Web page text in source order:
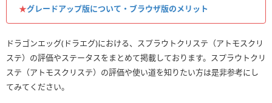
★グレードアップ版について・ブラウザ版のメリット
ドラゴンエッグ(ドラエグ)における、スプラウトクリステ（アトモスクリ
ステ）の評価やステータスをまとめて掲載しております。スプラウトクリ
ステ（アトモスクリステ）の評価や使い道を知りたい方は是非参考にし
てみてください。